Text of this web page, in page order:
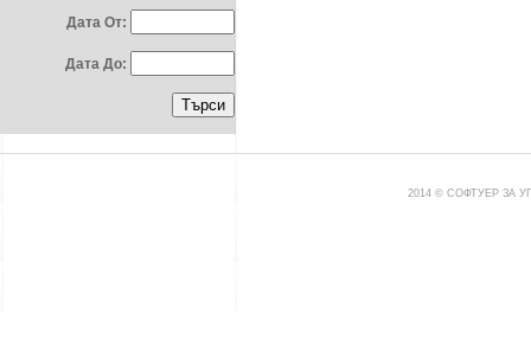
Дата От:
Дата До:
2014 © СОФТУЕР ЗА